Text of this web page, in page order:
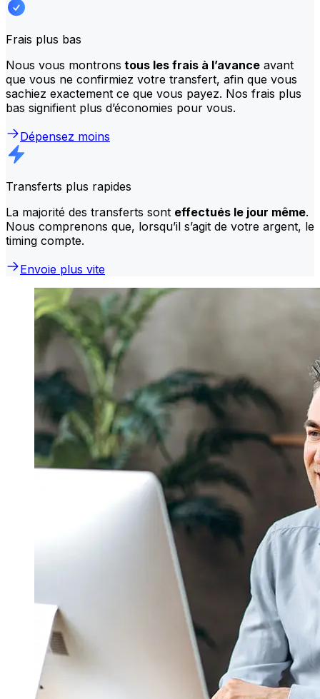
Frais plus bas
Nous vous montrons tous les frais à l’avance avant
que vous ne confirmiez votre transfert, afin que vous
sachiez exactement ce que vous payez. Nos frais plus
bas signifient plus d’économies pour vous.
Dépensez moins
Transferts plus rapides
La majorité des transferts sont effectués le jour même.
Nous comprenons que, lorsqu’il s’agit de votre argent, le
timing compte.
Envoie plus vite